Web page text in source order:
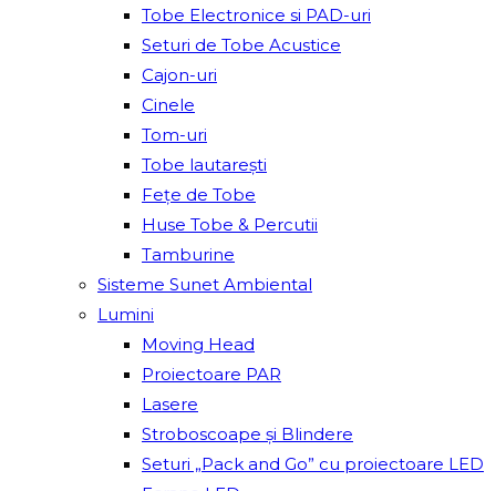
Tobe Electronice si PAD-uri
Seturi de Tobe Acustice
Cajon-uri
Cinele
Tom-uri
Tobe lautareşti
Fețe de Tobe
Huse Tobe & Percutii
Tamburine
Sisteme Sunet Ambiental
Lumini
Moving Head
Proiectoare PAR
Lasere
Stroboscoape și Blindere
Seturi „Pack and Go” cu proiectoare LED